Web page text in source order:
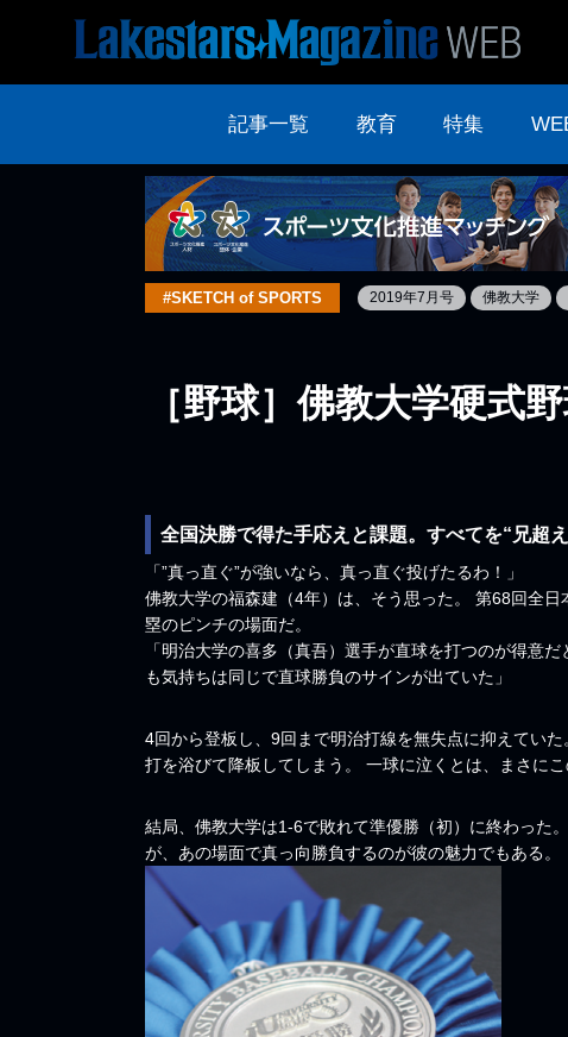
記事一覧 教育 特集
#SKETCH of SPORTS 2019年7月号 佛教大学
［野球］佛教大学硬式
全国決勝で得た手応えと課題。すべてを“兄超え
「”真っ直ぐ”が強いなら、真っ直ぐ投げたるわ！」
佛教大学の福森建（4年）は、そう思った。 第68回全
塁のピンチの場面だ。
「明治大学の喜多（真吾）選手が直球を打つのが得意
も気持ちは同じで直球勝負のサインが出ていた」
4回から登板し、9回まで明治打線を無失点に抑えてい
打を浴びて降板してしまう。 一球に泣くとは、まさにこ
結局、佛教大学は1-6で敗れて準優勝（初）に終わった
が、あの場面で真っ向勝負するのが彼の魅力でもある。